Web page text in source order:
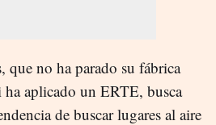
que no ha parado su fábrica
aplicado un ERTE, busca
de buscar lugares al aire